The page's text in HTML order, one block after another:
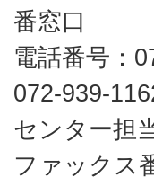
番窓口
電話番号：
072-939-
センター担
ファックス